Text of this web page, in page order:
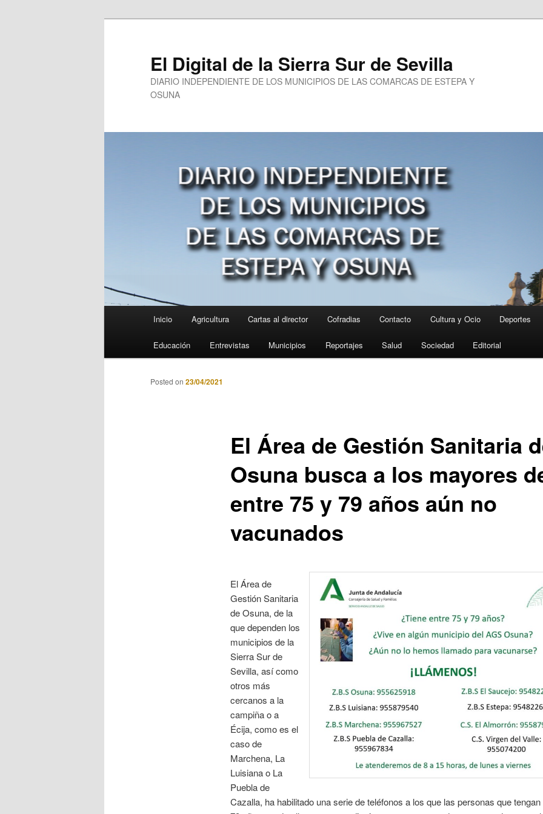
El Digital de la Sierra Sur de Sevilla
DIARIO INDEPENDIENTE DE LOS MUNICIPIOS DE LAS COMARCAS DE ESTEPA Y
OSUNA
Inicio Agricultura Cartas al director Cofradias Contacto Cultura y Ocio Deportes
Educación Entrevistas Municipios Reportajes Salud Sociedad Editorial
El Área de Gestión Sanitaria
Osuna busca a los mayores
entre 75 y 79 años aún no
vacunados
Posted on 23/04/2021
El Área de
Gestión Sanitaria
de Osuna, de la
que dependen los
municipios de la
Sierra Sur de
Sevilla, así como
otros más
cercanos a la
campiña o a
Écija, como es el
caso de
Marchena, La
Luisiana o La
Puebla de
Cazalla, ha habilitado una serie de teléfonos a los que las personas que